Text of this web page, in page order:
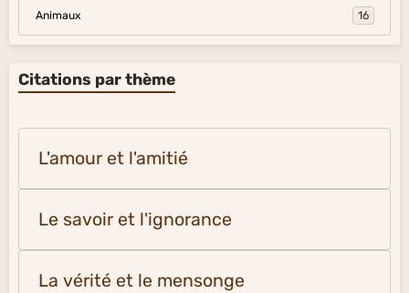
Animaux 16
Citations par thème
L'amour et l'amitié
Le savoir et l'ignorance
La vérité et le mensonge